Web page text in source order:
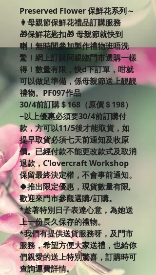
Preserved Flower 保鮮花系列～
👩母親節保鮮花禮品訂購服務
🎁保鮮花匙扣🎁 母親節就快到
喇！無時間參加製作禮物班唔洗
驚！網上訂購同親臨門市選購一樣
得！數量有限，快d下訂單，咁就
可以做足準備，係母親節送上靚靚
禮物。PF097作品
30/4前訂購＄168（原價＄198）
~以上優惠必須要30/4前訂購付
款，方可以11/5後才能取貨，如
提早取貨必須七天前通知及收原
價。已經付款不能更改款式及取消
退款，C’lovercraft Workshop
保留最終決定權，不會事前通知。
🍀推出限定優惠，現貨數量有限,
歡迎來門市參觀選購/訂購。
*趁著特別日子表達心意，為她送
上一份長久保存的禮物。
*我們有提供送貨服務呀，及門市
服務，希望方便大家送禮，也給你
們親愛的送上特別驚喜，訂購時可
查詢運費詳情。